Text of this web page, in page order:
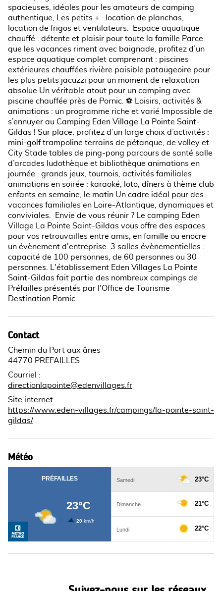
spacieuses, idéales pour les amateurs de camping
authentique, Les petits + : location de planchas,
location de frigos et ventilateurs. Espace aquatique
chauffé : détente et plaisir pour toute la famille Parce
que les vacances riment avec baignade, profitez d’un
espace aquatique complet comprenant : piscines
extérieures chauffées rivière paisible pataugeoire pour
les plus petits jacuzzi pour un moment de relaxation
absolue Un véritable atout pour un camping avec
piscine chauffée près de Pornic. ⚽ Loisirs, activités &
animations : un programme riche et varié Impossible de
s’ennuyer au Camping Eden Village La Pointe Saint-
Gildas ! Sur place, profitez d’un large choix d’activités :
mini-golf trampoline terrains de pétanque, de volley et
City Stade tables de ping-pong parcours de santé salle
d’arcades ludothèque et bibliothèque animations en
journée : grands jeux, tournois, activités familiales
animations en soirée : karaoké, loto, dîners à thème club
enfants en semaine, le matin Un cadre idéal pour des
vacances familiales en Loire-Atlantique, dynamiques et
conviviales. Envie de vous réunir ? Le camping Eden
Village La Pointe Saint-Gildas vous offre des espaces
pour vos retrouvailles entre amis, en famille ou enocre
un évènement d'entreprise. 3 salles évènementielles :
capacité de 100 personnes, de 60 personnes ou 30
personnes. L'établissement Eden Villages La Pointe
Saint-Gildas fait partie des nombreux campings de
Préfailles présentés par l'Office de Tourisme
Destination Pornic.
Contact
Chemin du Port aux ânes
44770 PREFAILLES
Courriel
:
directionlapointe@edenvillages.fr
Site internet :
https://www.eden-villages.fr/campings/la-pointe-saint-
gildas/
Météo